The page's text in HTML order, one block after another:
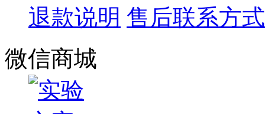
退款说明 售后联系方式
微信商城